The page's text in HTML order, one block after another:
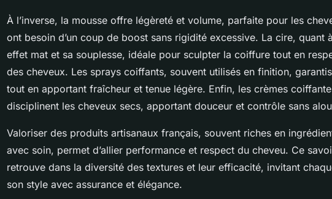
À l’inverse, la mousse offre légèreté et volume, parfaite pour les
ont besoin d’un coup de boost sans rigidité excessive. La cire, quant
effet mat et sa souplesse, idéale pour sculpter la coiffure tout en
des cheveux. Les sprays coiffants, souvent utilisés en finition,
tout en apportant fraîcheur et tenue légère. Enfin, les crèmes
disciplinent les cheveux secs, apportant douceur et contrôle sans
Valoriser des produits artisanaux français, souvent riches en
avec soin, permet d’allier performance et respect du cheveu. Ce
retrouve dans la diversité des textures et leur efficacité, invitant
son style avec assurance et élégance.